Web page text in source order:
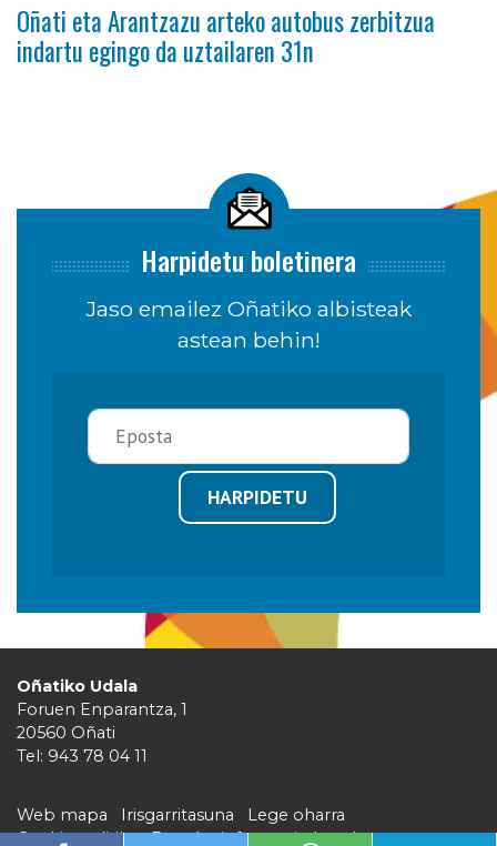
Oñati eta Arantzazu arteko autobus zerbitzua
indartu egingo da uztailaren 31n
Harpidetu boletinera
Jaso emailez Oñatiko albisteak
astean behin!
HARPIDETU
Oñatiko Udala
Foruen Enparantza, 1
20560 Oñati
Tel: 943 78 04 11
Web mapa Irisgarritasuna
Lege oharra
Cookie politika
Barruko informazio kanala